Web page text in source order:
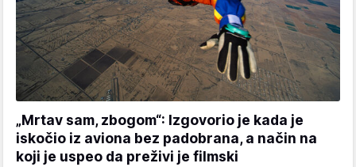
„Mrtav sam, zbogom“: Izgovorio je kada je
iskočio iz aviona bez padobrana, a način na
koji je uspeo da preživi je filmski